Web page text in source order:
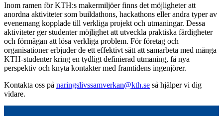
Inom ramen för KTH:s makermiljöer finns det möjligheter att
anordna aktiviteter som buildathons, hackathons eller andra typer av
evenemang kopplade till verkliga projekt och utmaningar. Dessa
aktiviteter ger studenter möjlighet att utveckla praktiska färdigheter
och förmågan att lösa verkliga problem. För företag och
organisationer erbjuder de ett effektivt sätt att samarbeta med många
KTH-studenter kring en tydligt definierad utmaning, få nya
perspektiv och knyta kontakter med framtidens ingenjörer.
Kontakta oss på naringslivssamverkan@kth.se så hjälper vi dig
vidare.